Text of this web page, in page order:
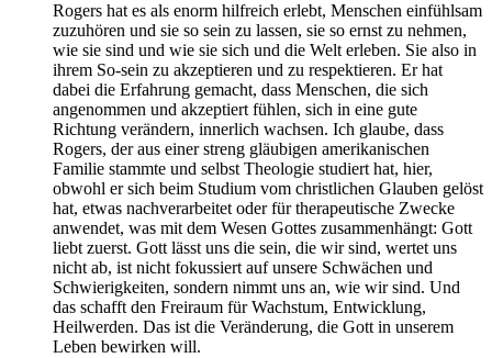
Rogers hat es als enorm hilfreich erlebt, Menschen einfühlsam
zuzuhören und sie so sein zu lassen, sie so ernst zu nehmen,
wie sie sind und wie sie sich und die Welt erleben. Sie also in
ihrem So-sein zu akzeptieren und zu respektieren. Er hat
dabei die Erfahrung gemacht, dass Menschen, die sich
angenommen und akzeptiert fühlen, sich in eine gute
Richtung verändern, innerlich wachsen. Ich glaube, dass
Rogers, der aus einer streng gläubigen amerikanischen
Familie stammte und selbst Theologie studiert hat, hier,
obwohl er sich beim Studium vom christlichen Glauben gelöst
hat, etwas nachverarbeitet oder für therapeutische Zwecke
anwendet, was mit dem Wesen Gottes zusammenhängt: Gott
liebt zuerst. Gott lässt uns die sein, die wir sind, wertet uns
nicht ab, ist nicht fokussiert auf unsere Schwächen und
Schwierigkeiten, sondern nimmt uns an, wie wir sind. Und
das schafft den Freiraum für Wachstum, Entwicklung,
Heilwerden. Das ist die Veränderung, die Gott in unserem
Leben bewirken will.